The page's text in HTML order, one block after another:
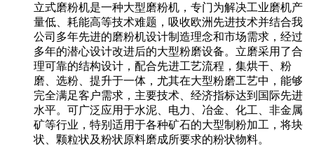
立式磨粉机是一种大型磨粉机，专门为解决工业磨机产
量低、耗能高等技术难题，吸收欧洲先进技术并结合我
公司多年先进的磨粉机设计制造理念和市场需求，经过
多年的潜心设计改进后的大型粉磨设备。立磨采用了合
理可靠的结构设计，配合先进工艺流程，集烘干、粉
磨、选粉、提升于一体，尤其在大型粉磨工艺中，能够
完全满足客户需求，主要技术、经济指标达到国际先进
水平。可广泛应用于水泥、电力、冶金、化工、非金属
矿等行业，特别适用于各种矿石的大型制粉加工，将块
状、颗粒状及粉状原料磨成所要求的粉状物料。